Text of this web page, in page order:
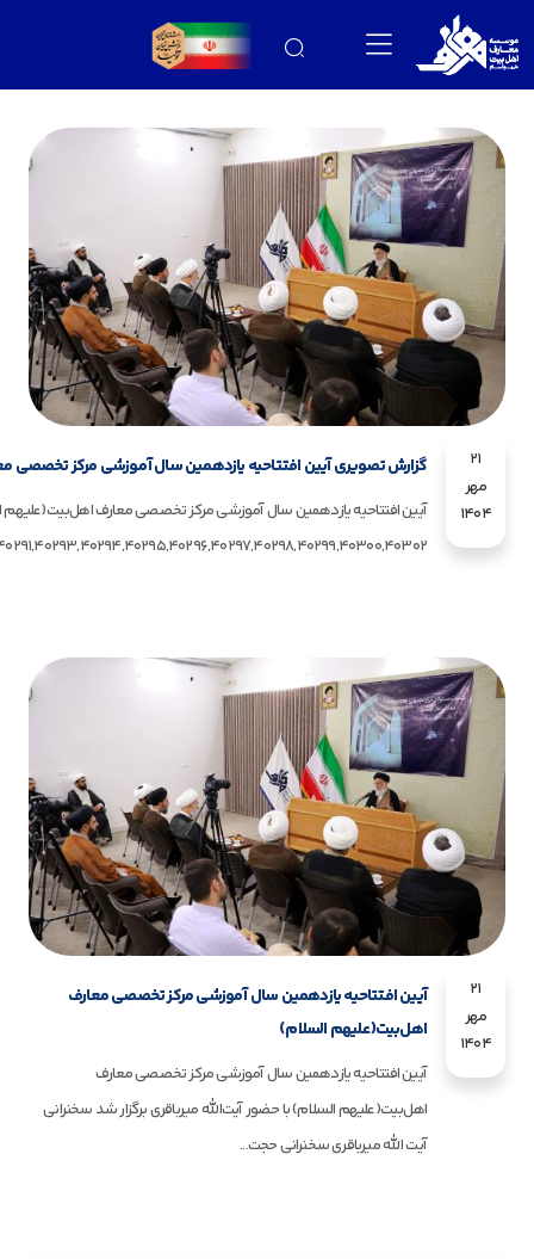
21
مهر
1404
گزارش تصویری آیین افتتاحیه یازدهمین سال آموزشی مرکز تخصصی
21
مهر
1404
آیین افتتاحیه یازدهمین سال آموزشی مرکز تخصصی معارف
اهل‌بیت(علیهم السلام)
آیین افتتاحیه یازدهمین سال آموزشی مرکز تخصصی معارف
اهل‌بیت(علیهم السلام) با حضور آیت‌الله میرباقری برگزار شد سخنرانی
آیت الله میرباقری سخنرانی حجت...